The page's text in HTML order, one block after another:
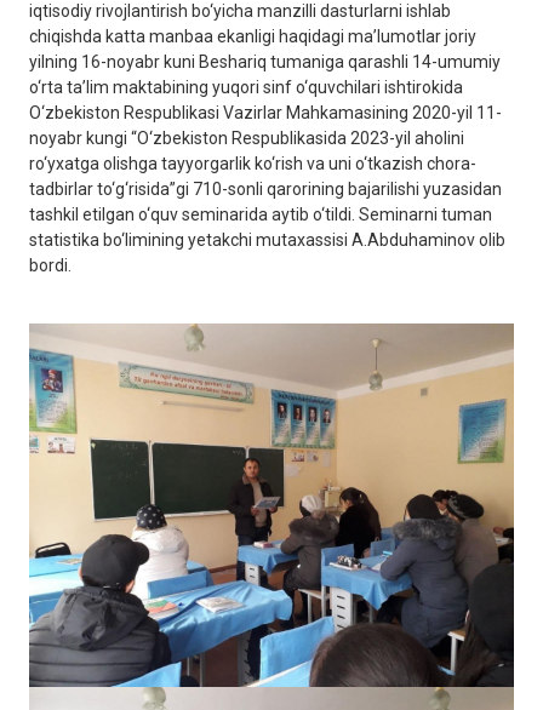
iqtisodiy rivojlantirish bo‘yicha manzilli dasturlarni ishlab
chiqishda katta manbaa ekanligi haqidagi ma’lumotlar joriy
yilning 16-noyabr kuni Beshariq tumaniga qarashli 14-umumiy
o‘rta ta’lim maktabining yuqori sinf o‘quvchilari ishtirokida
O‘zbekiston Respublikasi Vazirlar Mahkamasining 2020-yil 11-
noyabr kungi “O‘zbekiston Respublikasida 2023-yil aholini
ro‘yxatga olishga tayyorgarlik ko‘rish va uni o‘tkazish chora-
tadbirlar to‘g‘risida”gi 710-sonli qarorining bajarilishi yuzasidan
tashkil etilgan o‘quv seminarida aytib o‘tildi. Seminarni tuman
statistika bo‘limining yetakchi mutaxassisi A.Abduhaminov olib
bordi.